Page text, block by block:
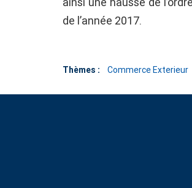
de l’année 2017.
Thèmes : Commerce Exterieur